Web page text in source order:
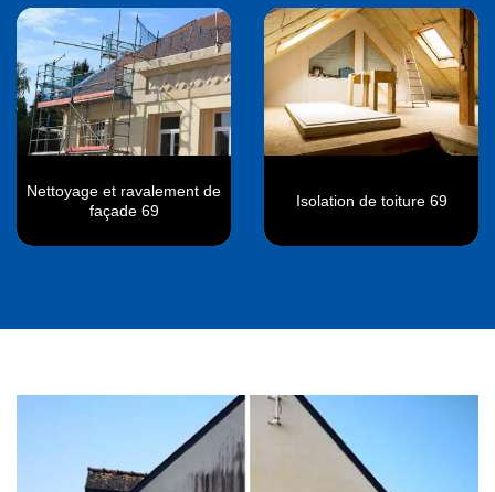
Nettoyage et ravalement de
façade 69
Isolation de toiture 69